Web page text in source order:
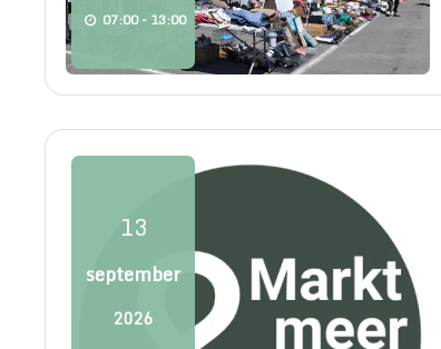
07:00 - 13:00
13
september
2026